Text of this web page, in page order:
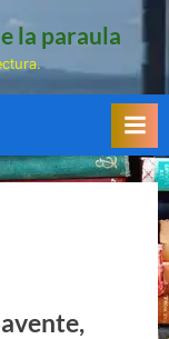
la paraula